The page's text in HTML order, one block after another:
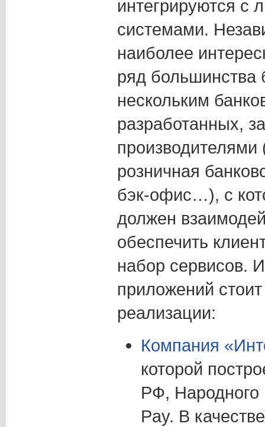
интегрируются с
системами.
наиболее
ряд большинства
нескольким
разработанных,
производителями
розничная
бэк-офис…), с
должен
обеспечить
набор сервисов.
приложений
реализации:
Компания
которой
РФ,
Pay. В